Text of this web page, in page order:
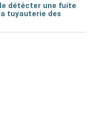
détécter une fuite
tuyauterie des